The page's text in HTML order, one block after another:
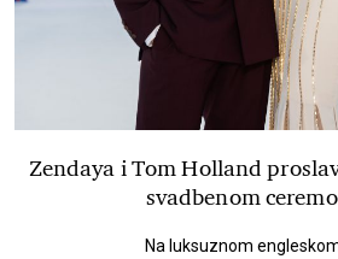
Zendaya i Tom Holland
svadbenom
Na luksuznom